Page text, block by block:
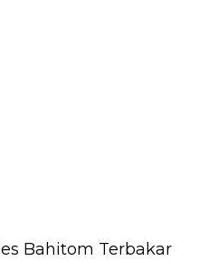
Bahitom Terbakar